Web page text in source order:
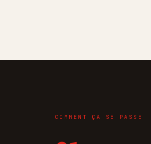
COMMENT ÇA SE PASSE